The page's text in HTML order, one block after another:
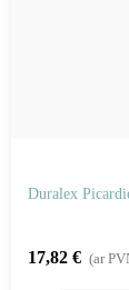
Duralex
17,82 € (ar